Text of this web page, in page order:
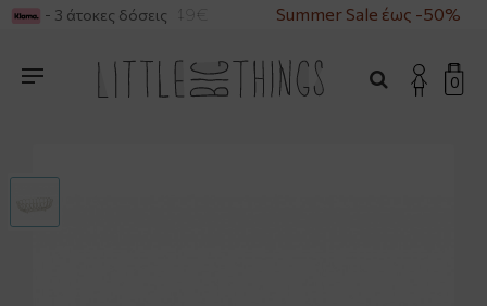
ΑΓΟΡΕΣ ΑΝΩ ΤΩΝ 49€ Summer Sale έως -50%
- 3 άτοκες δόσεις
0